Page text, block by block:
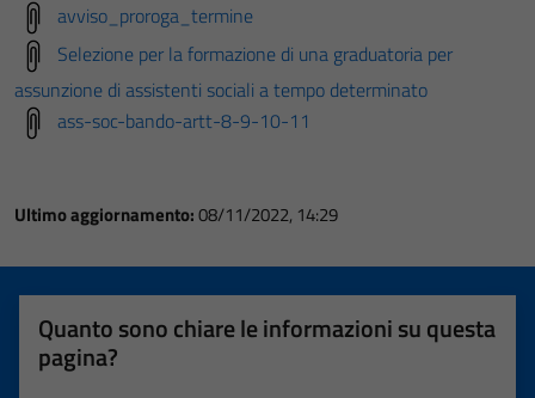
avviso_proroga_termine
Selezione per la formazione di una graduatoria per
assunzione di assistenti sociali a tempo determinato
ass-soc-bando-artt-8-9-10-11
Ultimo aggiornamento:08/11/2022, 14:29
Quanto sono chiare le informazioni su questa
pagina?